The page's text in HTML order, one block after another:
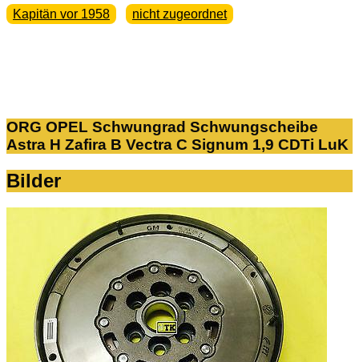
Kapitän vor 1958 nicht zugeordnet
ORG OPEL Schwungrad Schwungscheibe
Astra H Zafira B Vectra C Signum 1,9 CDTi LuK
Bilder